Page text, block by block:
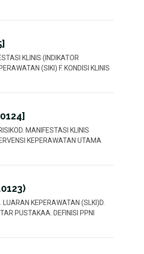
KLINIS (INDIKATOR
(SIKI) F. KONDISI KLINIS
MANIFESTASI KLINIS
KEPERAWATAN UTAMA
KEPERAWATAN (SLKI)D.
PUSTAKAA. DEFINISI PPNI